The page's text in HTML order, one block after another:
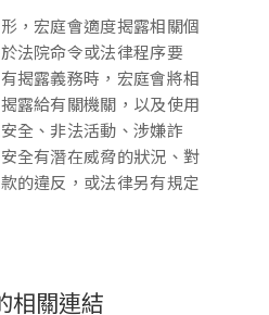
，宏庭會適度揭露相關個
法院命令或法律程序要
揭露義務時，宏庭會將相
露給有關機關，以及使用
全、非法活動、涉嫌詐
全有潛在威脅的狀況、對
的違反，或法律另有規定
相關連結